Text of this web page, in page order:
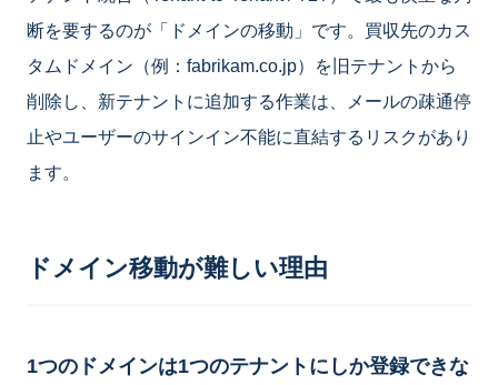
断を要するのが「ドメインの移動」です。買収先のカス
タムドメイン（例：fabrikam.co.jp）を旧テナントから
削除し、新テナントに追加する作業は、メールの疎通停
止やユーザーのサインイン不能に直結するリスクがあり
ます。
ドメイン移動が難しい理由
1つのドメインは1つのテナントにしか登録できな